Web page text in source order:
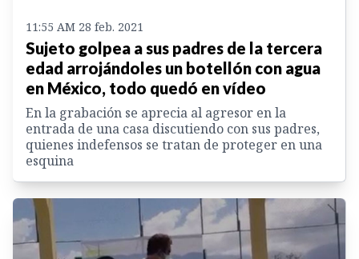
11:55 AM 28 feb. 2021
Sujeto golpea a sus padres de la tercera
edad arrojándoles un botellón con agua
en México, todo quedó en vídeo
En la grabación se aprecia al agresor en la
entrada de una casa discutiendo con sus padres,
quienes indefensos se tratan de proteger en una
esquina